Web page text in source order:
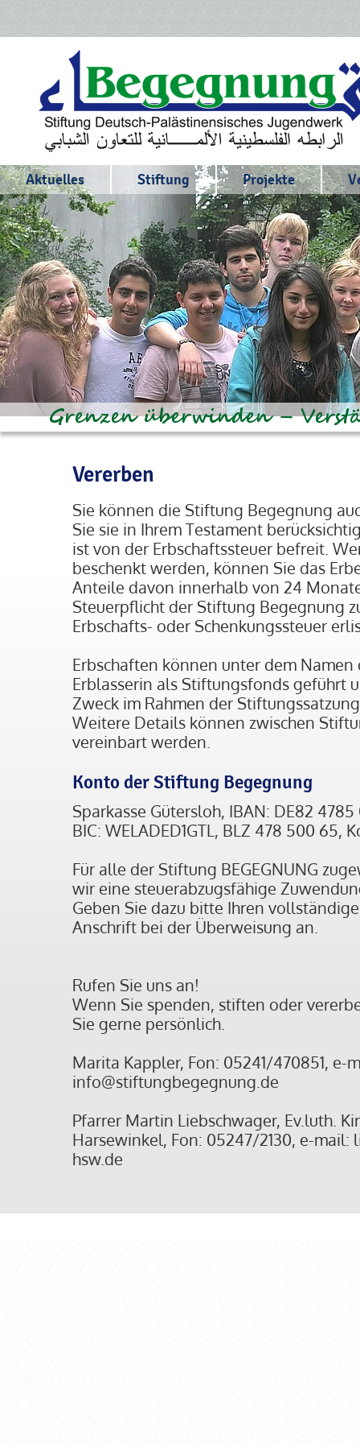
Aktuelles Stiftung Projekte
Vererben
Sie können die Stiftung Begegnung
Sie sie in Ihrem Testament
ist von der Erbschaftssteuer befreit.
beschenkt werden, können Sie das
Anteile davon innerhalb von 24
Steuerpflicht der Stiftung Begegnung
Erbschafts- oder Schenkungssteuer
Erbschaften können unter dem Namen
Erblasserin als Stiftungsfonds geführt
Zweck im Rahmen der
Weitere Details können zwischen
vereinbart werden.
Konto der Stiftung Begegnung
Sparkasse Gütersloh, IBAN: DE82
BIC: WELADED1GTL, BLZ 478 500 65,
Für alle der Stiftung BEGEGNUNG
wir eine steuerabzugsfähige
Geben Sie dazu bitte Ihren
Anschrift bei der Überweisung an.
Rufen Sie uns an!
Wenn Sie spenden, stiften oder
Sie gerne persönlich.
Marita Kappler, Fon: 05241/470851, e-
info@stiftungbegegnung.de
Pfarrer Martin Liebschwager, Ev.luth.
Harsewinkel, Fon: 05247/2130, e-mail:
hsw.de